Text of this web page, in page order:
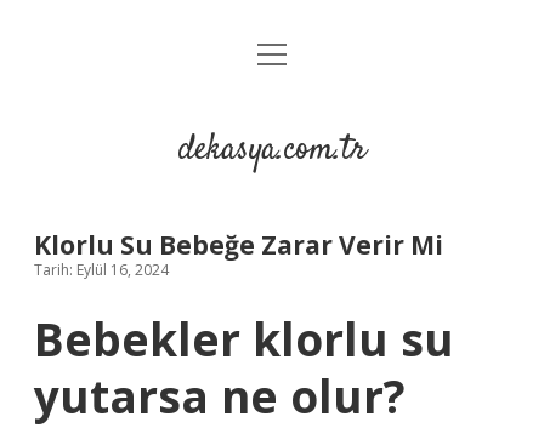
Anasayfa
Yasal Uyarı
menüyü
dekasya.com.tr
Klorlu Su Bebeğe Zarar Verir Mi
Tarih: Eylül 16, 2024
Bebekler klorlu su
yutarsa ne olur?